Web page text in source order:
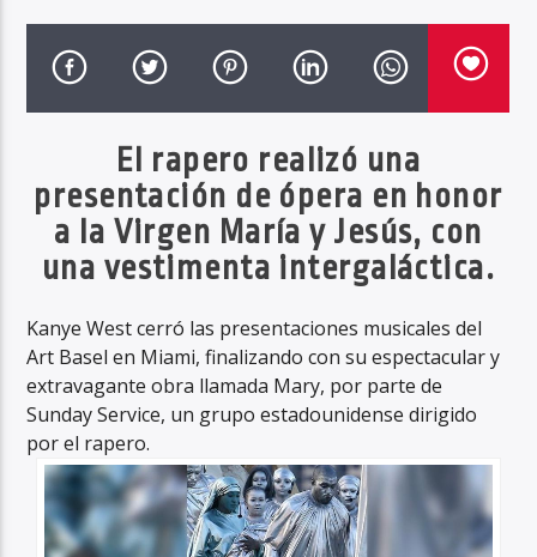
Haahil FM
El rapero realizó una
presentación de ópera en honor
a la Virgen María y Jesús, con
una vestimenta intergaláctica.
Kanye West cerró las presentaciones musicales del
Art Basel en Miami, finalizando con su espectacular y
extravagante obra llamada Mary, por parte de
Sunday Service, un grupo estadounidense dirigido
por el rapero.